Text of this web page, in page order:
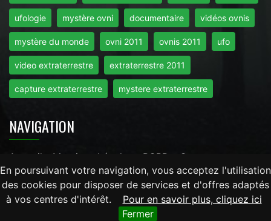
En poursuivant votre navigation, vous acceptez l'utilisation
des cookies pour disposer de services et d'offres adaptés
à vos centres d'intérêt.
Pour en savoir plus, cliquez ici
Fermer
ufologie mystère ovni documentaire vidéos ovnis
mystère du monde ovni 2011 ovnis 2011 ufo
video extraterrestre extraterrestre 2011
capture extraterrestre mystere extraterrestre
NAVIGATION
Accueil Mentions Légales RGPD Contact
Tout droits réservés © 2026 - Mysteredumonde.com -